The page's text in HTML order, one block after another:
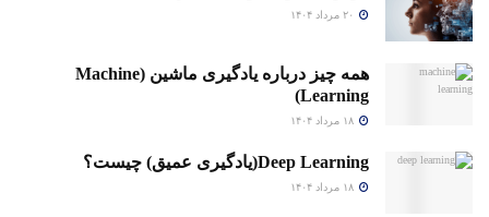
همه چیز درباره یادگیری ماشین (Machine
Learning)
Deep Learning(یادگیری عمیق) چیست؟